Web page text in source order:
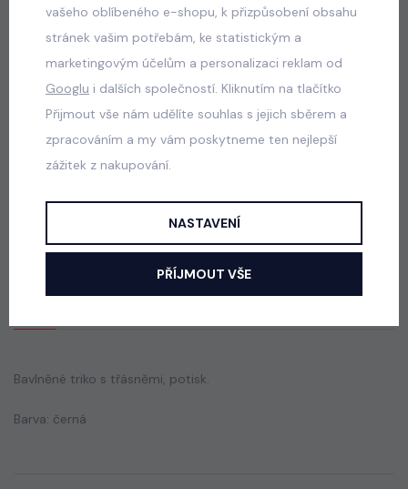
Nebeská blůzka s nadýchanými rukávy
skladem
165 Kč
skladem
Bavlněné triko s třásněmi, potisk.
Barva: černá
vašeho oblíbeného e-shopu, k přizpůsobení obsahu
stránek vašim potřebám, ke statistickým a
marketingovým účelům a personalizaci reklam od
Googlu i dalších společností. Kliknutím na tlačítko
Přijmout vše nám udělíte souhlas s jejich sběrem a
zpracováním a my vám poskytneme ten nejlepší
zážitek z nakupování.
NASTAVENÍ
PŘÍJMOUT VŠE